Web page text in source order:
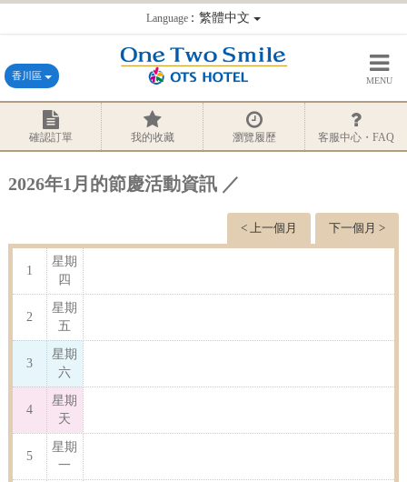
Language：繁體中文
香川區 MENU
確認訂單 我的收藏 瀏覽履歷 客服中心・FAQ
2026年1月的節慶活動資訊 ／
下一個月 >
< 上一個月
1
星期
四
2
星期
五
3
星期
六
4
星期
天
5
星期
一